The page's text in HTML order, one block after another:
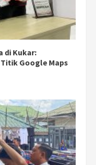
di Kukar:
Google Maps